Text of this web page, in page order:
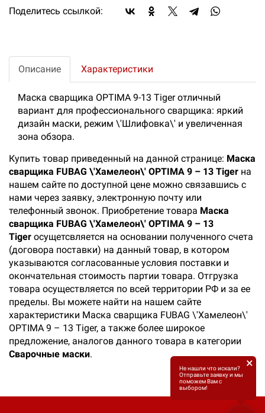
Поделитесь ссылкой:
Описание Характеристики
Маска сварщика OPTIMA 9-13 Tiger отличный
вариант для профессионального сварщика: яркий
дизайн маски, режим \'Шлифовка\' и увеличенная
зона обзора.
Купить товар приведенный на данной странице: Маска
сварщика FUBAG \'Хамелеон\' OPTIMA 9 – 13 Tiger на
нашем сайте по доступной цене можно связавшись с
нами через заявку, электронную почту или
телефонный звонок. Приобретение товара Маска
сварщика FUBAG \'Хамелеон\' OPTIMA 9 – 13
Tiger осущетсвляется на основании полученного счета
(договора поставки) на данный товар, в котором
указываются согласованные условия поставки и
окончательная стоимость партии товара. Отгрузка
товара осуществляется по всей территории РФ и за ее
пределы. Вы можете найти на нашем сайте
характеристики Маска сварщика FUBAG \'Хамелеон\'
OPTIMA 9 – 13 Tiger, а также более широкое
предложение, аналогов данного товара в категории
Сварочные маски.
Не нашли что искали?
Отправьте заявку и мы
поможем Вам с
выбором!
×